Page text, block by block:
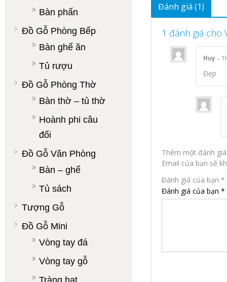
Đánh giá (1)
1 đánh giá cho
Huy –
Đẹp
Thêm một đánh giá
Email của bạn sẽ
Đánh giá của bạn *
Đánh giá của bạn *
Bàn phấn
Đồ Gỗ Phòng Bếp
Bàn ghế ăn
Tủ rượu
Đồ Gỗ Phòng Thờ
Bàn thờ – tủ thờ
Hoành phi câu
đối
Đồ Gỗ Văn Phòng
Bàn – ghế
Tủ sách
Tượng Gỗ
Đồ Gỗ Mini
Vòng tay đá
Vòng tay gỗ
Tràng hạt